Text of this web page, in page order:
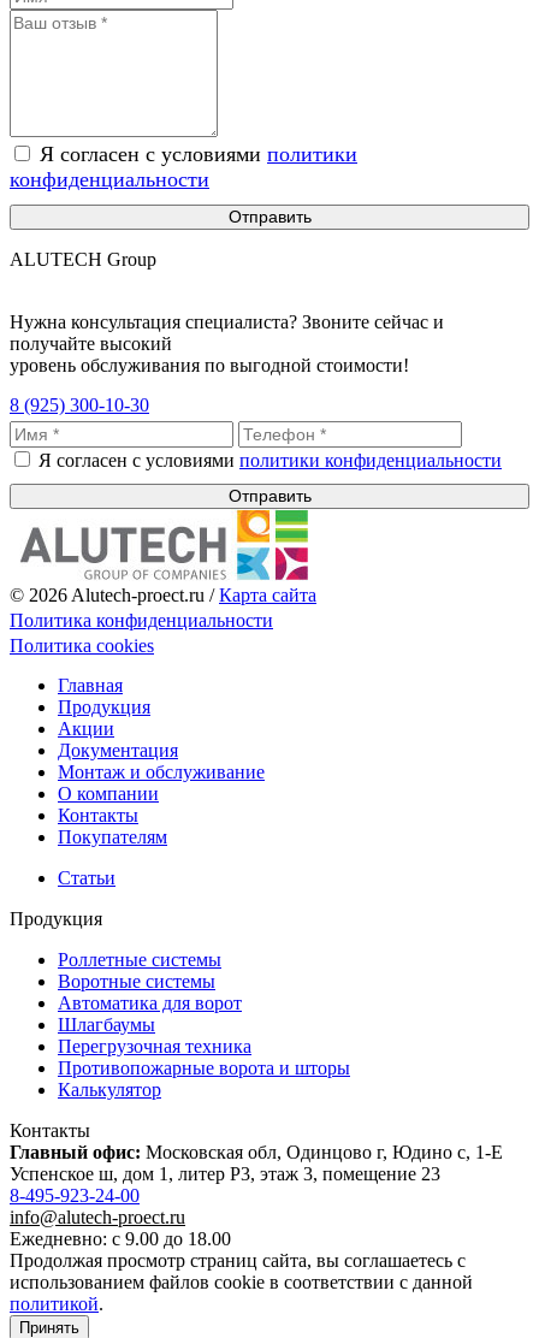
Я согласен с условиями политики
конфиденциальности
Отправить
ALUTECH Group
Нужна консультация специалиста? Звоните сейчас и
получайте высокий
уровень обслуживания по выгодной стоимости!
8 (925) 300-10-30
Я согласен с условиями политики конфиденциальности
Отправить
© 2026 Alutech-proect.ru /Карта сайта
Политика конфиденциальности
Политика cookies
Главная
Продукция
Акции
Документация
Монтаж и обслуживание
О компании
Контакты
Покупателям
Статьи
Продукция
Роллетные системы
Воротные системы
Автоматика для ворот
Шлагбаумы
Перегрузочная техника
Противопожарные ворота и шторы
Калькулятор
Контакты
Главный офис: Московская обл, Одинцово г, Юдино с, 1-Е
Успенское ш, дом 1, литер Р3, этаж 3, помещение 23
8-495-923-24-00
info@alutech-proect.ru
Ежедневно: с 9.00 до 18.00
Продолжая просмотр страниц сайта, вы соглашаетесь с
использованием файлов cookie в соответствии с данной
политикой.
Принять